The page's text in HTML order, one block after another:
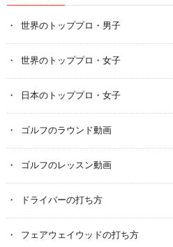
世界のトッププロ・男子
世界のトッププロ・女子
日本のトッププロ・女子
ゴルフのラウンド動画
ゴルフのレッスン動画
ドライバーの打ち方
フェアウェイウッドの打ち方